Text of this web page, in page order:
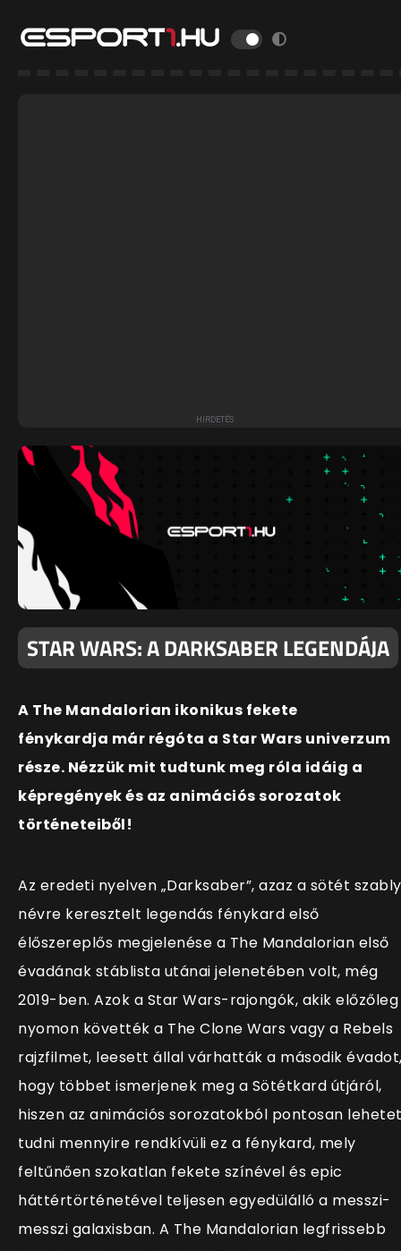
STAR WARS: A DARKSABER LEGENDÁJA
A The Mandalorian ikonikus fekete
fénykardja már régóta a Star Wars univerzum
része. Nézzük mit tudtunk meg róla idáig a
képregények és az animációs sorozatok
történeteiből!
Az eredeti nyelven „Darksaber”, azaz a sötét
névre keresztelt legendás fénykard első
élőszereplős megjelenése a The Mandalorian első
évadának stáblista utánai jelenetében volt, még
2019-ben. Azok a Star Wars-rajongók, akik előzőleg
nyomon követték a The Clone Wars vagy a Rebels
rajzfilmet, leesett állal várhatták a második
hogy többet ismerjenek meg a Sötétkard útjáról,
hiszen az animációs sorozatokból pontosan
tudni mennyire rendkívüli ez a fénykard, mely
feltűnően szokatlan fekete színével és epic
háttértörténetével teljesen egyedülálló a messzi-
messzi galaxisban. A The Mandalorian legfrissebb